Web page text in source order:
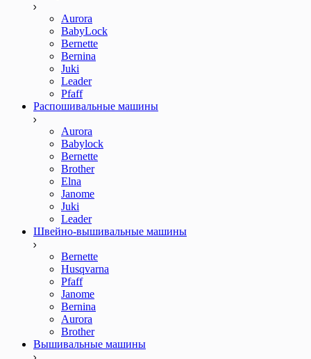
Aurora
BabyLock
Bernette
Bernina
Juki
Leader
Pfaff
Распошивальные машины
Aurora
Babylock
Bernette
Brother
Elna
Janome
Juki
Leader
Швейно-вышивальные машины
Bernette
Husqvarna
Pfaff
Janome
Bernina
Aurora
Brother
Вышивальные машины